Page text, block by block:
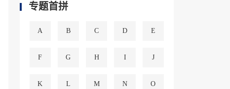
专题首拼
A B C D E
F G H I J
K L M N O